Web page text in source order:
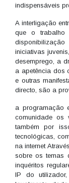
indispensáveis
A interligação
que o trabalho
iniciativas
desemprego, a
a apetência dos
e outras
directo, são a
a programação
comunidade
também por
tecnológicas,
na internet
sobre os temas
inquéritos
IP do